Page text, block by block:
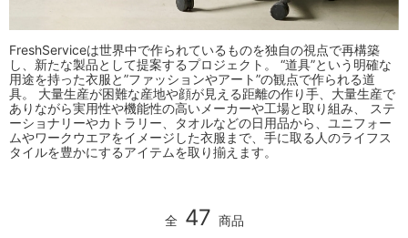
FreshServiceは世界中で作られているものを独自の視点で再構築
し、新たな製品として提案するプロジェクト。 “道具”という明確な
用途を持った衣服と”ファッションやアート”の観点で作られる道
具。 大量生産が困難な産地や顔が見える距離の作り手、大量生産で
ありながら実用性や機能性の高いメーカーや工場と取り組み、 ステ
ーショナリーやカトラリー、タオルなどの日用品から、ユニフォー
ムやワークウエアをイメージした衣服まで、手に取る人のライフス
タイルを豊かにするアイテムを取り揃えます。
全 47 商品